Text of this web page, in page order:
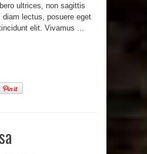
ultrices, non sagittis
diam lectus, posuere eget
elit. Vivamus ...